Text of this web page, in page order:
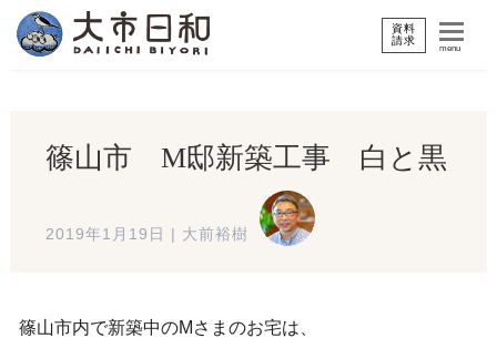
資料
請求
menu
篠山市 M邸新築工事 白と黒
2019年1月19日 大前裕樹
篠山市内で新築中のMさまのお宅は、